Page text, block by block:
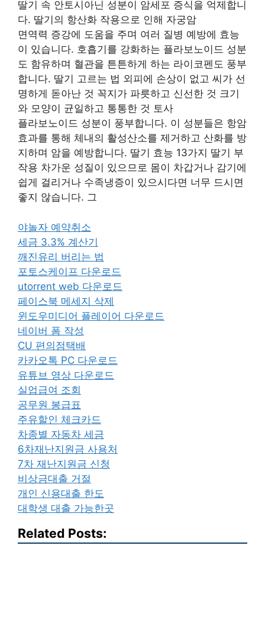
딸기 속 안토시아닌 성분이 암세포 증식을 억제합니
다. 딸기의 항산화 작용으로 인해 자궁암
면역력 증강에 도움을 주며 여러 질병 예방에 효능
이 있습니다. 호흡기를 강화하는 플라보노이드 성분
도 함유하며 혈관을 튼튼하게 하는 라이코펜도 풍부
합니다. 딸기 고르는 법 외피에 손상이 없고 씨가 선
명하게 돋아난 것 꼭지가 파릇하고 신선한 것 크기
와 모양이 균일하고 통통한 것 토사
플라보노이드 성분이 풍부합니다. 이 성분들은 항암
효과를 통해 체내의 활성산소를 제거하고 산화를 방
지하며 암을 예방합니다. 딸기 효능 13가지 딸기 부
작용 차가운 성질이 있으므로 몸이 차갑거나 감기에
쉽게 걸리거나 수족냉증이 있으시다면 너무 드시면
좋지 않습니다. 그
야놀자 예약취소
세금 3.3% 계산기
깨진유리 버리는 법
포토스케이프 다운로드
utorrent web 다운로드
페이스북 메세지 삭제
윈도우미디어 플레이어 다운로드
네이버 폼 작성
CU 편의점택배
카카오톡 PC 다운로드
유튜브 영상 다운로드
실업급여 조회
공무원 봉급표
주유할인 체크카드
차종별 자동차 세금
6차재난지원금 사용처
7차 재난지원금 신청
비상금대출 거절
개인 신용대출 한도
대학생 대출 가능한곳
Related Posts: